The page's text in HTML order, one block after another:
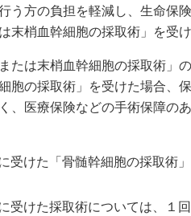
わかりやす
その他のお手
団体保険に
ＳＯＭＰＯ
規約等
ニュースリリ
トピックス​
保険募集代
う方の負担を軽減し、生命保
末梢血幹細胞の採取術」を受
たは末梢血幹細胞の採取術」
胞の採取術」を受けた場合、
、医療保険などの手術保障の
受けた「骨髄幹細胞の採取術
受けた採取術については、１